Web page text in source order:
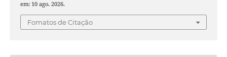
em: 10 ago. 2026.
Fomatos de Citação